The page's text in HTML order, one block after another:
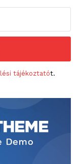
tájékoztatót.